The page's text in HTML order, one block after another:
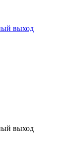
выход
выход